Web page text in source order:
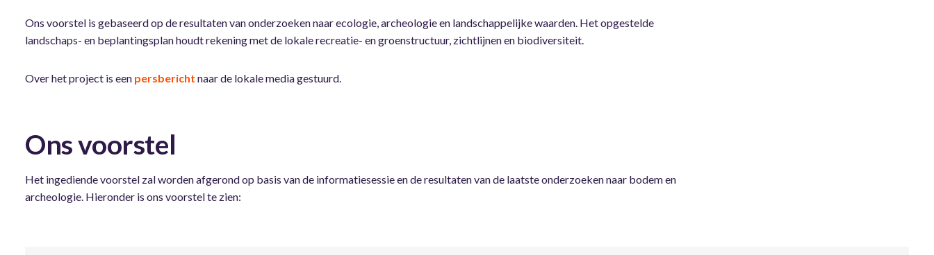
Ons voorstel is gebaseerd op de resultaten van onderzoeken naar ecologie, archeologie en landschappelijke waarden. Het opgestelde
landschaps- en beplantingsplan houdt rekening met de lokale recreatie- en groenstructuur, zichtlijnen en biodiversiteit.
Over het project is een persbericht naar de lokale media gestuurd.
Ons voorstel
Het ingediende voorstel zal worden afgerond op basis van de informatiesessie en de resultaten van de laatste onderzoeken naar bodem en
archeologie. Hieronder is ons voorstel te zien: